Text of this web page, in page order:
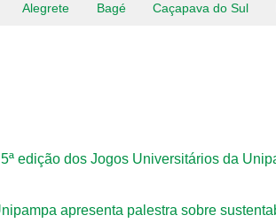
Alegrete Bagé Caçapava do Sul
edição dos Jogos Universitários da
apresenta palestra sobre